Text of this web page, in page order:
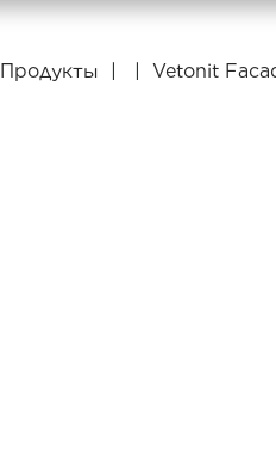
Продукты | | Vetonit